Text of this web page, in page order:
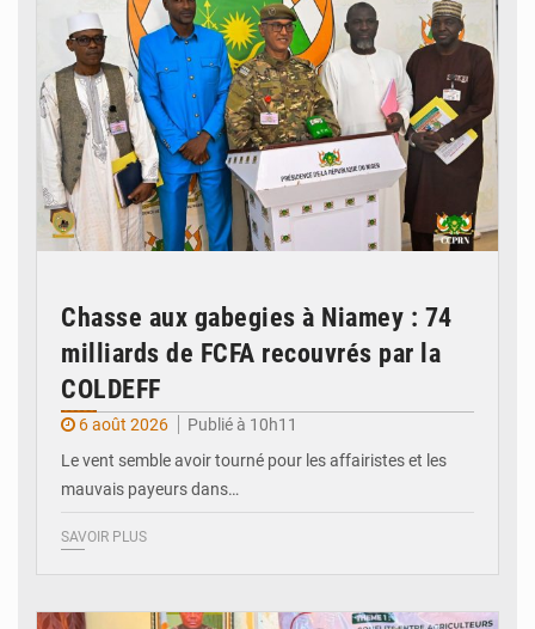
Chasse aux gabegies à Niamey : 74
milliards de FCFA recouvrés par la
COLDEFF
6 août 2026
Publié à 10h11
Le vent semble avoir tourné pour les affairistes et les
mauvais payeurs dans…
SAVOIR PLUS